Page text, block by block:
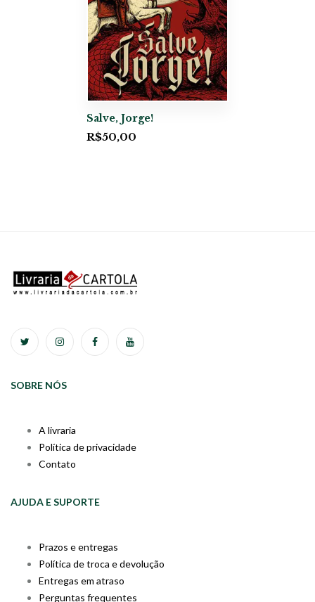
Salve, Jorge!
R$50,00
SOBRE NÓS
A livraria
Política de privacidade
Contato
AJUDA E SUPORTE
Prazos e entregas
Política de troca e devolução
Entregas em atraso
Perguntas frequentes